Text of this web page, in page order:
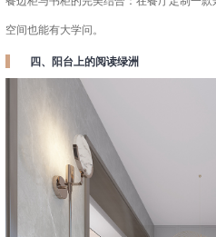
空间也能有大学问。
四、阳台上的阅读绿洲